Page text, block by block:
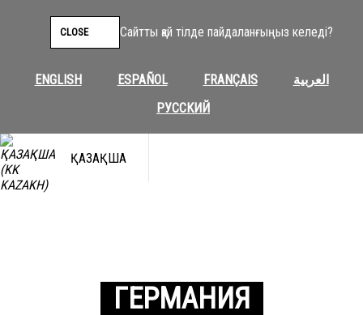
Сайтты қай тілде пайдаланғыңыз келеді?
ENGLISH ESPAÑOL FRANÇAIS
العربية
РУССКИЙ
CLOSE
ҚАЗАҚША
ГЕРМАНИЯ